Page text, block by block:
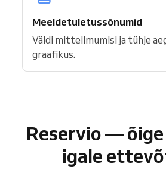
Meeldetuletussõnumid
Väldi mitteilmumisi ja tühje
graafikus.
Reservio —
igale